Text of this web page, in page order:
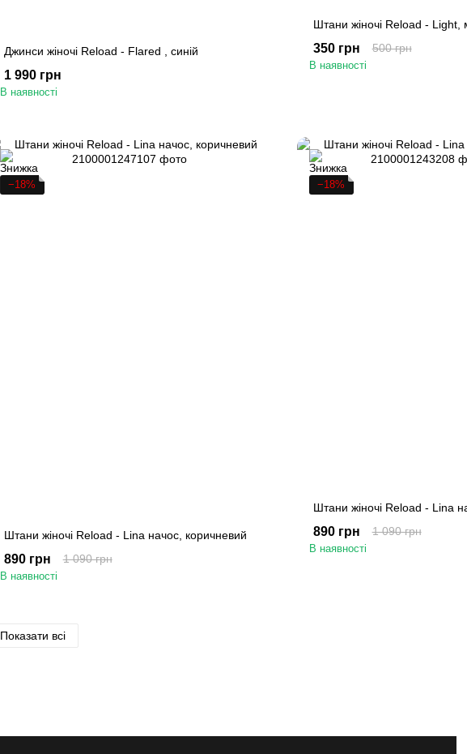
Джинси жіночі Reload - Flared , синій
1 990 грн
В наявності
Штани жіночі Reload - Light,
500 грн
350 грн
В наявності
−18%
Штани жіночі Reload - Lina начос, коричневий
1 090 грн
890 грн
В наявності
−18%
Штани жіночі Reload - Lina
1 090 грн
890 грн
В наявності
Показати всі